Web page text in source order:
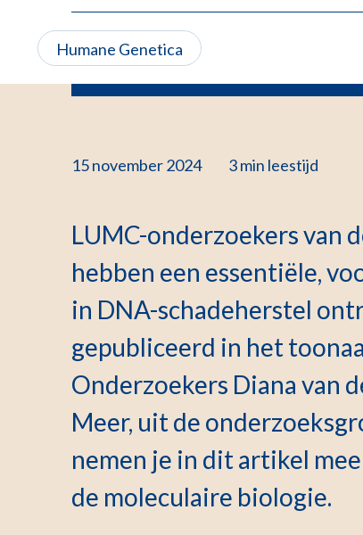
Humane Genetica
15 november 2024 3 min leestijd
LUMC-onderzoekers van
hebben een essentiële,
in DNA-schadeherstel
gepubliceerd in het
Onderzoekers Diana van
Meer, uit de
nemen je in dit artikel
de moleculaire biologie.